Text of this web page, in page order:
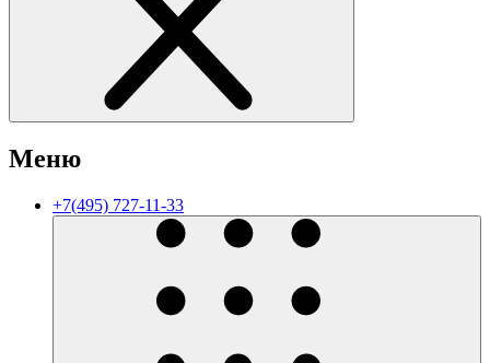
Меню
+7(495) 727-11-33